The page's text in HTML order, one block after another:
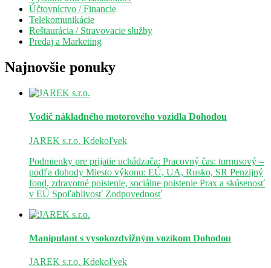
Účtovníctvo / Financie
Telekomunikácie
Reštaurácia / Stravovacie služby
Predaj a Marketing
Najnovšie ponuky
Vodič nákladného motorového vozidla Dohodou
JAREK s.r.o. Kdekoľvek
Podmienky pre prijatie uchádzača: Pracovný čas: turnusový –
podľa dohody Miesto výkonu: EÚ, UA, Rusko, SR Penzijný
fond, zdravotné poistenie, sociálne poistenie Prax a skúsenosť
v EÚ Spoľahlivosť Zodpovednosť
Manipulant s vysokozdvižným vozíkom Dohodou
JAREK s.r.o. Kdekoľvek